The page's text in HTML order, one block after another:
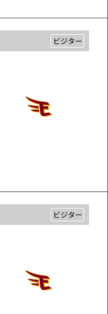
ビジター
ビジター